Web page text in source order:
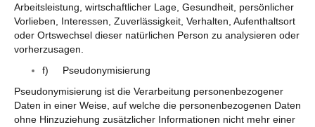
Arbeitsleistung, wirtschaftlicher Lage, Gesundheit, persönlicher
Vorlieben, Interessen, Zuverlässigkeit, Verhalten, Aufenthaltsort
oder Ortswechsel dieser natürlichen Person zu analysieren oder
vorherzusagen.
f) Pseudonymisierung
Pseudonymisierung ist die Verarbeitung personenbezogener
Daten in einer Weise, auf welche die personenbezogenen Daten
ohne Hinzuziehung zusätzlicher Informationen nicht mehr einer